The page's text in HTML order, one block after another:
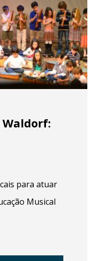
Waldorf:
para atuar
Musical